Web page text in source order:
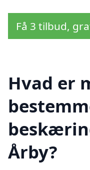
Få 3 tilbud,
Hvad er
Årby?